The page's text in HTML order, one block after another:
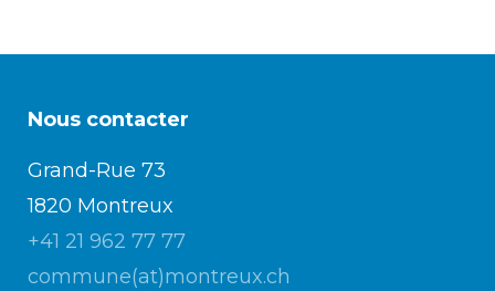
Environnement
Nous contacter
Grand-Rue 73
1820 Montreux
+41 21 962 77 77
commune(at)montreux.ch